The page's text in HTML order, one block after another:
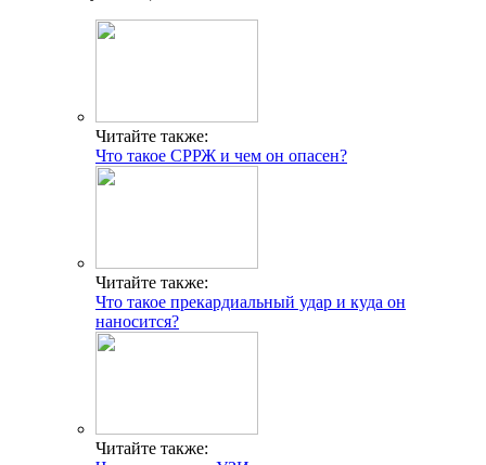
Читайте также:
Что такое СРРЖ и чем он опасен?
Читайте также:
Что такое прекардиальный удар и куда он
наносится?
Читайте также: